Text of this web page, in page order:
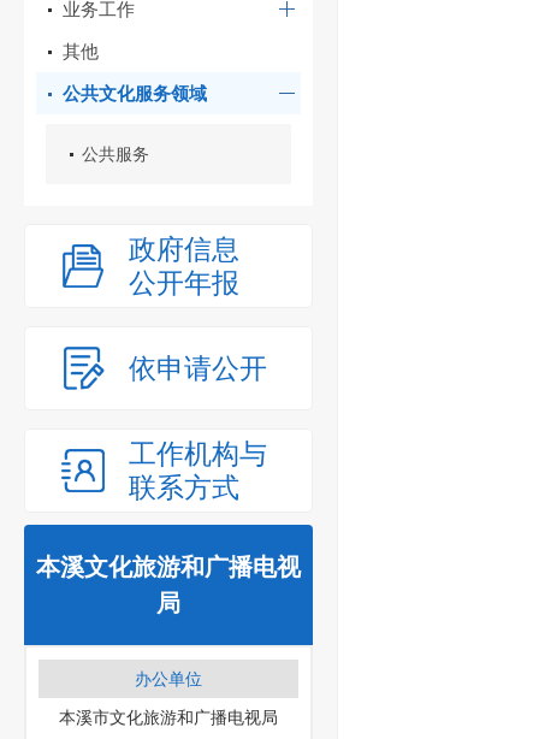
业务工作
其他
公共文化服务领域
公共服务
政府信息
公开年报
依申请公开
工作机构与
联系方式
本溪文化旅游和广播电视
局
办公单位
本溪市文化旅游和广播电视局